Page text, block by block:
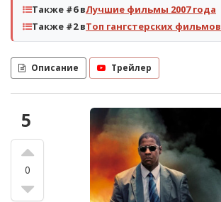
Также #6 вЛучшие фильмы 2007 года
Также #2 вТоп гангстерских фильмов
Описание Трейлер
5
0